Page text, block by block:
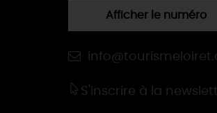
Afficher le numéro
S'inscrire à la